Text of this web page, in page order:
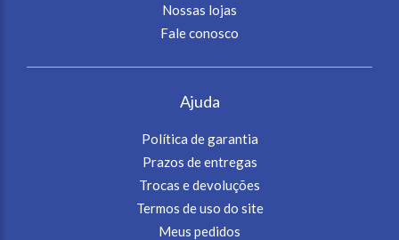
Nossas lojas
Fale conosco
Ajuda
Política de garantia
Prazos de entregas
Trocas e devoluções
Termos de uso do site
Meus pedidos